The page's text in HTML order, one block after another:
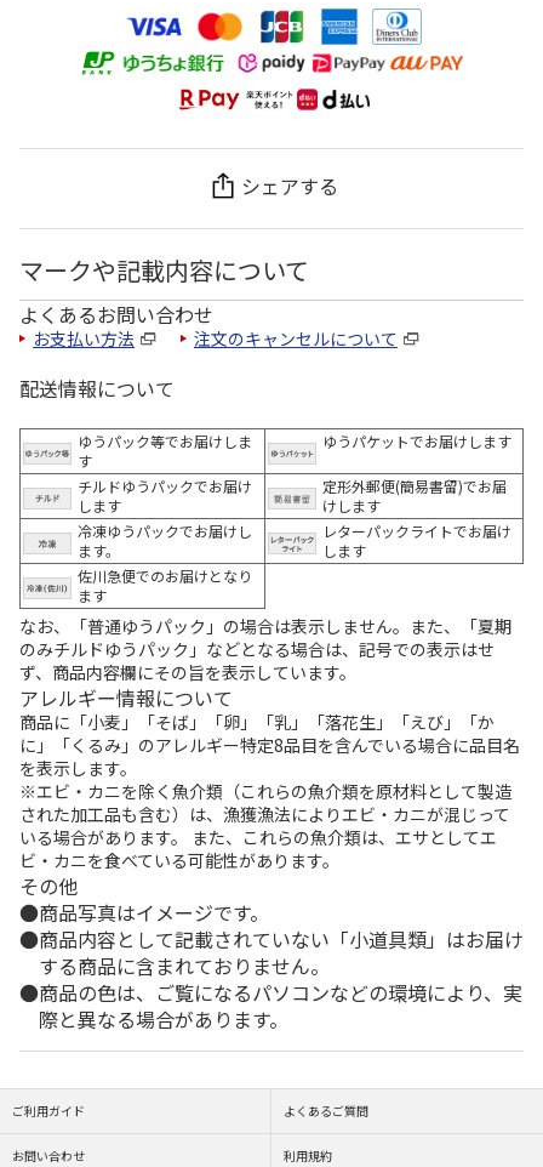
シェアする
マークや記載内容について
よくあるお問い合わせ
お支払い方法 注文のキャンセルについて
配送情報について
ゆうパック等でお届けしま
す
ゆうパケットでお届けします
チルドゆうパックでお届け
します
定形外郵便(簡易書留)でお届
けします
冷凍ゆうパックでお届けし
ます。
レターパックライトでお届け
します
佐川急便でのお届けとなり
ます
なお、「普通ゆうパック」の場合は表示しません。また、「夏期
のみチルドゆうパック」などとなる場合は、記号での表示はせ
ず、商品内容欄にその旨を表示しています。
アレルギー情報について
商品に「小麦」「そば」「卵」「乳」「落花生」「えび」「か
に」「くるみ」のアレルギー特定8品目を含んでいる場合に品目名
を表示します。
※エビ・カニを除く魚介類（これらの魚介類を原材料として製造
された加工品も含む）は、漁獲漁法によりエビ・カニが混じって
いる場合があります。 また、これらの魚介類は、エサとしてエ
ビ・カニを食べている可能性があります。
その他
商品写真はイメージです。
商品内容として記載されていない「小道具類」はお届け
する商品に含まれておりません。
商品の色は、ご覧になるパソコンなどの環境により、実
際と異なる場合があります。
ご利用ガイド よくあるご質問
お問い合わせ 利用規約